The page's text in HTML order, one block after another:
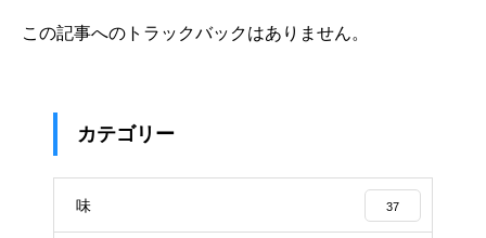
この記事へのトラックバックはありません。
カテゴリー
味 37